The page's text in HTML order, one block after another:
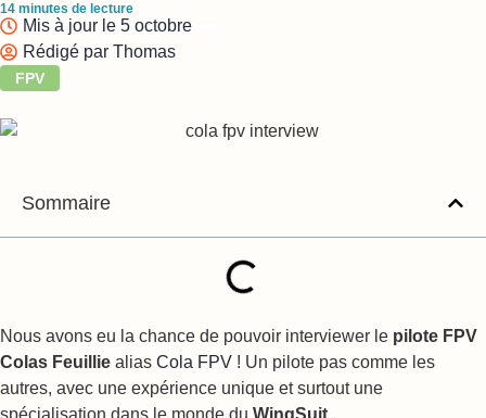
14 minutes de lecture
Mis à jour le 5 octobre
Rédigé par Thomas
FPV
Sommaire
Nous avons eu la chance de pouvoir interviewer le pilote FPV
Colas Feuillie alias Cola FPV ! Un pilote pas comme les
autres, avec une expérience unique et surtout une
spécialisation dans le monde du WingSuit.